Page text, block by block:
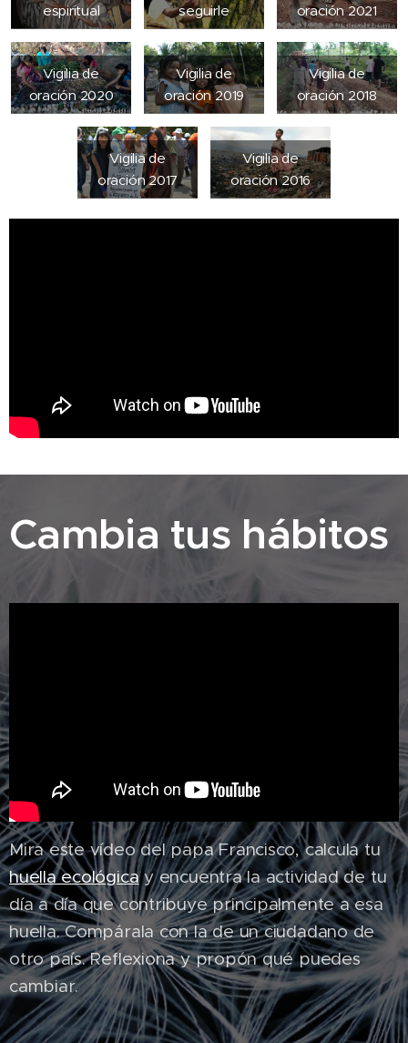
espiritual
seguirle
oración 2021
Vigilia de
oración 2020
Vigilia de
oración 2019
Vigilia de
oración 2018
Vigilia de
oración 2017
Vigilia de
oración 2016
Cambia tus hábitos
Mira este vídeo del papa Francisco, calcula tu
huella ecológicay encuentra la actividad de tu
día a día que contribuye principalmente a esa
huella. Compárala con la de un ciudadano de
otro país. Reflexiona y propón qué puedes
cambiar.